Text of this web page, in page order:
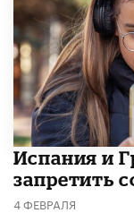
Испания и
запретить
4 ФЕВРАЛЯ